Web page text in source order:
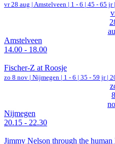
vr 28 aug | Amstelveen | 1 - 6 | 45 - 65 jr |
Amstelveen
14.00 - 18.00
Fischer-Z at Roosje
zo 8 nov | Nijmegen | 1 - 6 | 35 - 59 jr |
8
Nijmegen
20.15 - 22.30
Jimmy Nelson through the human